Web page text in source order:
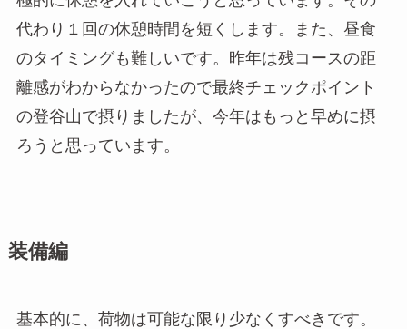
代わり１回の休憩時間を短くします。また、昼食
のタイミングも難しいです。昨年は残コースの距
離感がわからなかったので最終チェックポイント
の登谷山で摂りましたが、今年はもっと早めに摂
ろうと思っています。
装備編
基本的に、荷物は可能な限り少なくすべきです。